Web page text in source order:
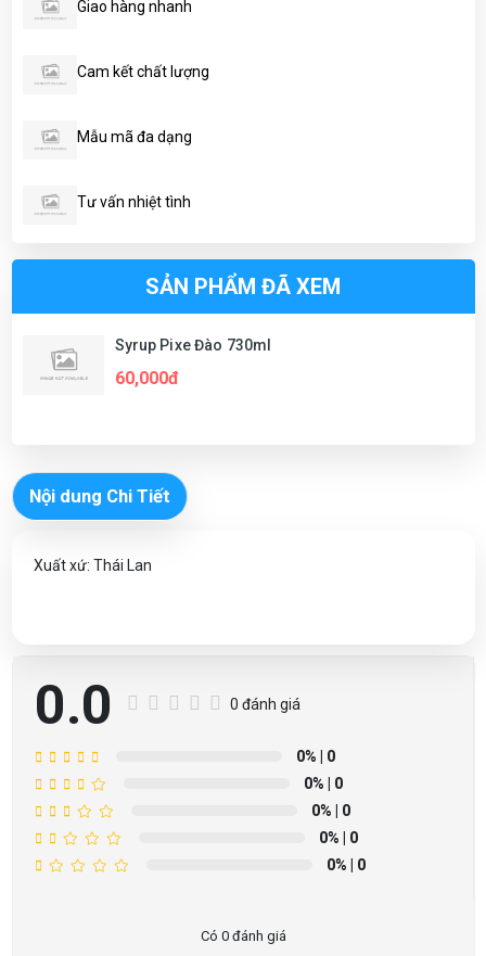
Giao hàng nhanh
Cam kết chất lượng
Mẫu mã đa dạng
Tư vấn nhiệt tình
SẢN PHẨM ĐÃ XEM
Syrup Pixe Đào 730ml
60,000đ
Nội dung Chi Tiết
Xuất xứ: Thái Lan
0.0 0 đánh giá
0% | 0
0% | 0
0% | 0
0% | 0
0% | 0
Có 0 đánh giá